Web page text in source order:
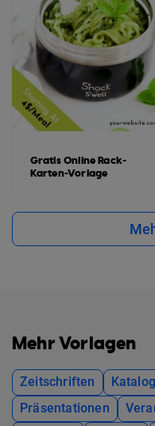
Gratis Online Rack-
Karten-Vorlage
Mehr Vorlagen
Zeitschriften
Präsentationen